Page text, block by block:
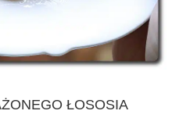
ŁOSOSIA